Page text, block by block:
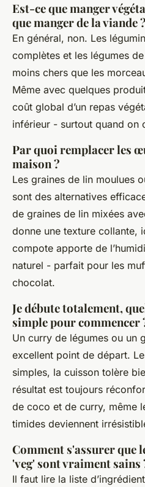
Est-ce que manger
que manger de la viande ?
En général, non. Les
complètes et les légumes
moins chers que les
Même avec quelques
coût global d’un repas
inférieur - surtout quand on
Par quoi remplacer les
maison ?
Les graines de lin moulues
sont des alternatives
de graines de lin mixées
donne une texture collante,
compote apporte de
naturel - parfait pour les
chocolat.
Je débute totalement,
simple pour commencer
Un curry de légumes ou un
excellent point de départ.
simples, la cuisson tolère
résultat est toujours
de coco et de curry, même
timides deviennent
Comment s'assurer que
'veg' sont vraiment sains
Il faut lire la liste